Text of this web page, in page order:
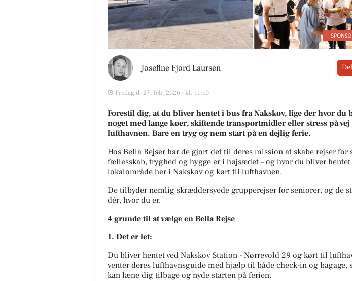
Josefine Fjord Laursen
Fredag d. 27. feb. 2026 - kl. 11:10
Forestil dig, at du bliver hentet i bus fra Nakskov, lige der hvor du
noget med lange køer, skiftende transportmidler eller stress på
lufthavnen. Bare en tryg og nem start på en dejlig ferie.
Hos Bella Rejser har de gjort det til deres mission at skabe rejser for
fællesskab, tryghed og hygge er i højsædet – og hvor du bliver
lokalområde her i Nakskov og kørt til lufthavnen.
De tilbyder nemlig skræddersyede grupperejser for seniorer, og de
dér, hvor du er.
4 grunde til at vælge en Bella Rejse
1. Det er let:
Du bliver hentet ved Nakskov Station - Nørrevold 29 og kørt til
venter deres lufthavnsguide med hjælp til både check-in og bagage,
kan læne dig tilbage og nyde starten på ferien.